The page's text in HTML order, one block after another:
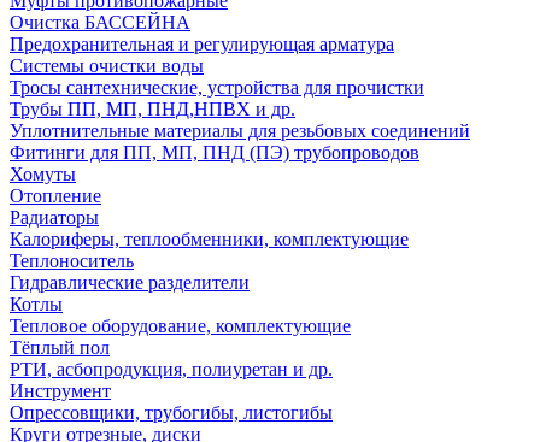
Очистка БАССЕЙНА
Предохранительная и регулирующая арматура
Системы очистки воды
Тросы сантехнические, устройства для прочистки
Трубы ПП, МП, ПНД,НПВХ и др.
Уплотнительные материалы для резьбовых соединений
Фитинги для ПП, МП, ПНД (ПЭ) трубопроводов
Хомуты
Отопление
Радиаторы
Калориферы, теплообменники, комплектующие
Теплоноситель
Гидравлические разделители
Котлы
Тепловое оборудование, комплектующие
Тёплый пол
РТИ, асбопродукция, полиуретан и др.
Инструмент
Опрессовщики, трубогибы, листогибы
Круги отрезные, диски